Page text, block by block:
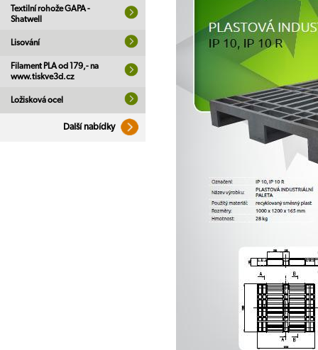
Textilní rohože GAPA -
Shatwell
Lisování
Filament PLA od 179,- na
www.tiskve3d.cz
Ložisková ocel
Další nabídky